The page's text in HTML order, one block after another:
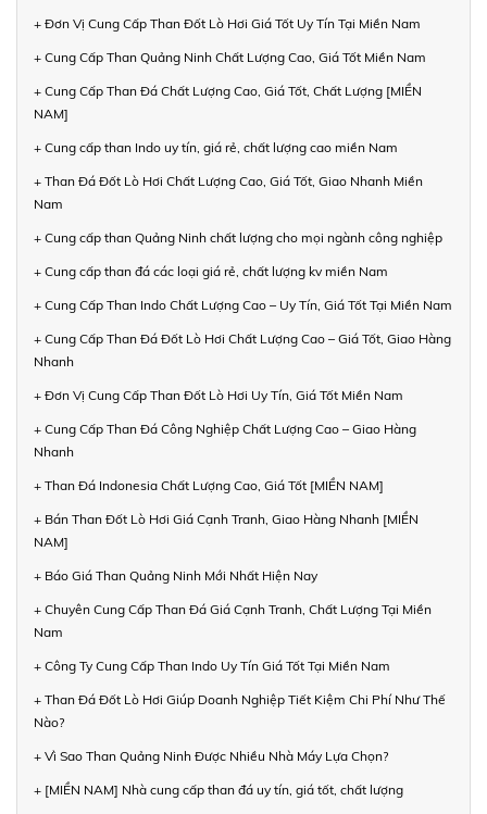
+ Đơn Vị Cung Cấp Than Đốt Lò Hơi Giá Tốt Uy Tín Tại Miền Nam
+ Cung Cấp Than Quảng Ninh Chất Lượng Cao, Giá Tốt Miền Nam
+ Cung Cấp Than Đá Chất Lượng Cao, Giá Tốt, Chất Lượng [MIỀN
NAM]
+ Cung cấp than Indo uy tín, giá rẻ, chất lượng cao miền Nam
+ Than Đá Đốt Lò Hơi Chất Lượng Cao, Giá Tốt, Giao Nhanh Miền
Nam
+ Cung cấp than Quảng Ninh chất lượng cho mọi ngành công nghiệp
+ Cung cấp than đá các loại giá rẻ, chất lượng kv miền Nam
+ Cung Cấp Than Indo Chất Lượng Cao – Uy Tín, Giá Tốt Tại Miền Nam
+ Cung Cấp Than Đá Đốt Lò Hơi Chất Lượng Cao – Giá Tốt, Giao Hàng
Nhanh
+ Đơn Vị Cung Cấp Than Đốt Lò Hơi Uy Tín, Giá Tốt Miền Nam
+ Cung Cấp Than Đá Công Nghiệp Chất Lượng Cao – Giao Hàng
Nhanh
+ Than Đá Indonesia Chất Lượng Cao, Giá Tốt [MIỀN NAM]
+ Bán Than Đốt Lò Hơi Giá Cạnh Tranh, Giao Hàng Nhanh [MIỀN
NAM]
+ Báo Giá Than Quảng Ninh Mới Nhất Hiện Nay
+ Chuyên Cung Cấp Than Đá Giá Cạnh Tranh, Chất Lượng Tại Miền
Nam
+ Công Ty Cung Cấp Than Indo Uy Tín Giá Tốt Tại Miền Nam
+ Than Đá Đốt Lò Hơi Giúp Doanh Nghiệp Tiết Kiệm Chi Phí Như Thế
Nào?
+ Vì Sao Than Quảng Ninh Được Nhiều Nhà Máy Lựa Chọn?
+ [MIỀN NAM] Nhà cung cấp than đá uy tín, giá tốt, chất lượng